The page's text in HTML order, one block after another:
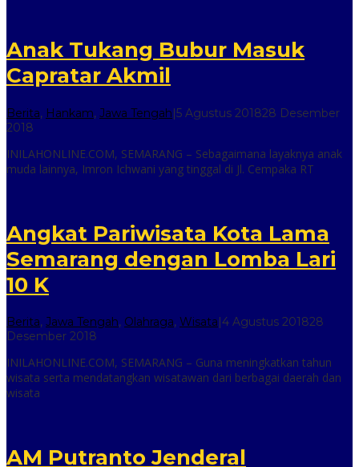
Anak Tukang Bubur Masuk
Capratar Akmil
Berita, Hankam, Jawa Tengah|5 Agustus 201828 Desember
2018
online
INILAHONLINE.COM, SEMARANG – Sebagaimana layaknya anak
muda lainnya, Imron Ichwani yang tinggal di Jl. Cempaka RT
Angkat Pariwisata Kota Lama
Semarang dengan Lomba Lari
10 K
Berita, Jawa Tengah, Olahraga, Wisata|4 Agustus 201828
Desember 2018
online
INILAHONLINE.COM, SEMARANG – Guna meningkatkan tahun
wisata serta mendatangkan wisatawan dari berbagai daerah dan
wisata
AM Putranto Jenderal